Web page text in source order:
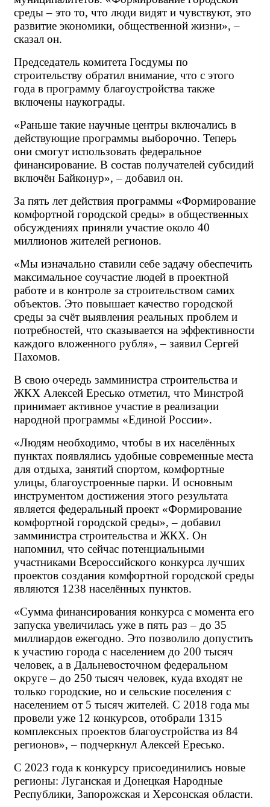
среды – это то, что люди видят и чувствуют, это
развитие экономики, общественной жизни», –
сказал он.
Председатель комитета Госдумы по
строительству обратил внимание, что с этого
года в программу благоустройства также
включены наукограды.
«Раньше такие научные центры включались в
действующие программы выборочно. Теперь
они смогут использовать федеральное
финансирование. В состав получателей субсидий
включён Байконур», – добавил он.
За пять лет действия программы «Формирование
комфортной городской среды» в общественных
обсуждениях приняли участие около 40
миллионов жителей регионов.
«Мы изначально ставили себе задачу обеспечить
максимальное соучастие людей в проектной
работе и в контроле за строительством самих
объектов. Это повышает качество городской
среды за счёт выявления реальных проблем и
потребностей, что сказывается на эффективности
каждого вложенного рубля», – заявил Сергей
Пахомов.
В свою очередь замминистра строительства и
ЖКХ Алексей Ересько отметил, что Минстрой
принимает активное участие в реализации
народной программы «Единой России».
«Людям необходимо, чтобы в их населённых
пунктах появлялись удобные современные места
для отдыха, занятий спортом, комфортные
улицы, благоустроенные парки. И основным
инструментом достижения этого результата
является федеральный проект «Формирование
комфортной городской среды», – добавил
замминистра строительства и ЖКХ. Он
напомнил, что сейчас потенциальными
участниками Всероссийского конкурса лучших
проектов создания комфортной городской среды
являются 1238 населённых пунктов.
«Сумма финансирования конкурса с момента его
запуска увеличилась уже в пять раз – до 35
миллиардов ежегодно. Это позволило допустить
к участию города с населением до 200 тысяч
человек, а в Дальневосточном федеральном
округе – до 250 тысяч человек, куда входят не
только городские, но и сельские поселения с
населением от 5 тысяч жителей. С 2018 года мы
провели уже 12 конкурсов, отобрали 1315
комплексных проектов благоустройства из 84
регионов», – подчеркнул Алексей Ересько.
С 2023 года к конкурсу присоединились новые
регионы: Луганская и Донецкая Народные
Республики, Запорожская и Херсонская области.